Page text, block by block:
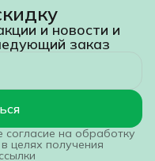
и новости и
заказ
на обработку
целях получения